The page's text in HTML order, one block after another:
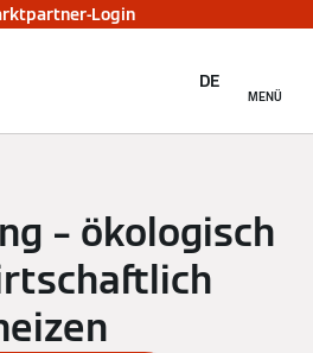
Login
MENÜ
DE
– ökologisch